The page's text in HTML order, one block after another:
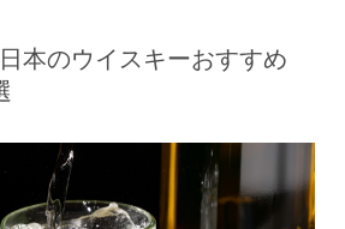
本のウイスキーおすすめ